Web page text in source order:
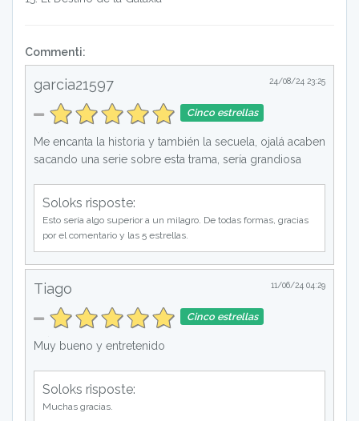
Commenti:
24/08/24 23:25
garcia21597
Cinco estrellas
Me encanta la historia y también la secuela, ojalá acaben
sacando una serie sobre esta trama, sería grandiosa
Soloks risposte:
Esto sería algo superior a un milagro. De todas formas, gracias
por el comentario y las 5 estrellas.
11/06/24 04:29
Tiago
Cinco estrellas
Muy bueno y entretenido
Soloks risposte:
Muchas gracias.